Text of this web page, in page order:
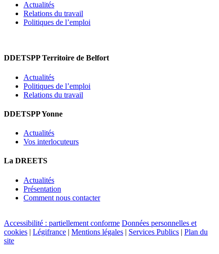
Actualités
Relations du travail
Politiques de l’emploi
DDETSPP Territoire de Belfort
Actualités
Politiques de l’emploi
Relations du travail
DDETSPP Yonne
Actualités
Vos interlocuteurs
La DREETS
Actualités
Présentation
Comment nous contacter
Accessibilité : partiellement conforme Données personnelles et
cookies | Légifrance | Mentions légales | Services Publics | Plan du
site